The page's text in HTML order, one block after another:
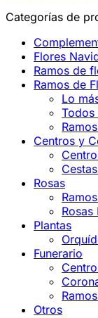
Categorías de
Flores
Ramos de
Ramos de
Lo
Todos
Centros y
Rosas
Rosas
Plantas
Funerario
Otros